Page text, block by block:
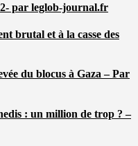
par leglob-journal.fr
brutal et à la casse des
du blocus à Gaza – Par
: un million de trop ? –